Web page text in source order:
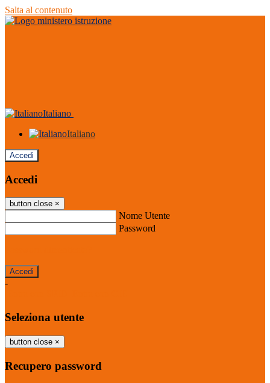
Salta al contenuto
Italiano
Italiano
Accedi
Accedi
button close ×
Nome Utente
Password
-
Seleziona utente
button close ×
Recupero password